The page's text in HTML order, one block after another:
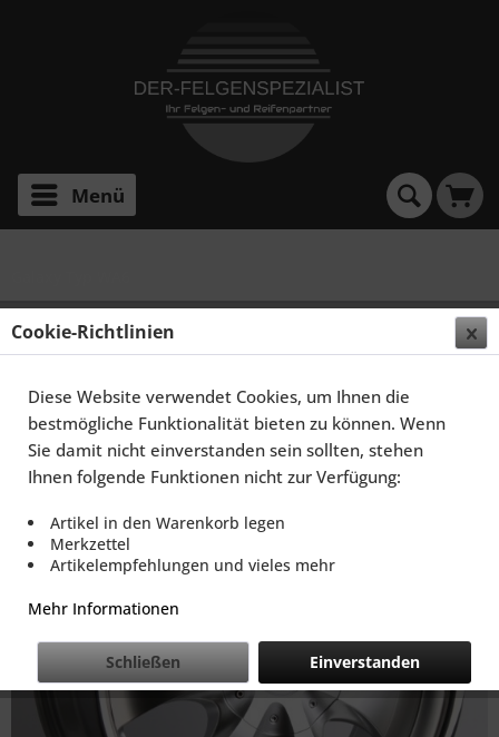
Menü
SCHMIDT FELGEN 20 ZOLL RHINO FÜR FORD
GALAXY MKII TYP WA6, HIGHGLOSS SILBER
Cookie-Richtlinien
Diese Website verwendet Cookies, um Ihnen die
bestmögliche Funktionalität bieten zu können. Wenn
Sie damit nicht einverstanden sein sollten, stehen
Ihnen folgende Funktionen nicht zur Verfügung:
Artikel in den Warenkorb legen
Merkzettel
Artikelempfehlungen und vieles mehr
Mehr Informationen
Einverstanden
Schließen